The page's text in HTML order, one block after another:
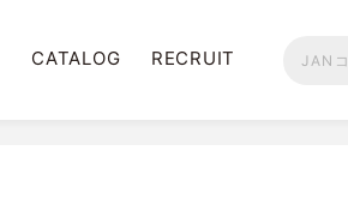
CATALOG RECRUIT